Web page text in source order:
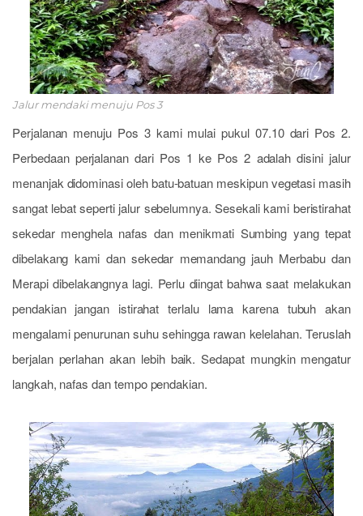
Jalur mendaki menuju Pos 3
Perjalanan menuju Pos 3 kami mulai pukul 07.10 dari Pos 2.
Perbedaan perjalanan dari Pos 1 ke Pos 2 adalah disini jalur
menanjak didominasi oleh batu-batuan meskipun vegetasi masih
sangat lebat seperti jalur sebelumnya. Sesekali kami beristirahat
sekedar menghela nafas dan menikmati Sumbing yang tepat
dibelakang kami dan sekedar memandang jauh Merbabu dan
Merapi dibelakangnya lagi. Perlu diingat bahwa saat melakukan
pendakian jangan istirahat terlalu lama karena tubuh akan
mengalami penurunan suhu sehingga rawan kelelahan. Teruslah
berjalan perlahan akan lebih baik. Sedapat mungkin mengatur
langkah, nafas dan tempo pendakian.